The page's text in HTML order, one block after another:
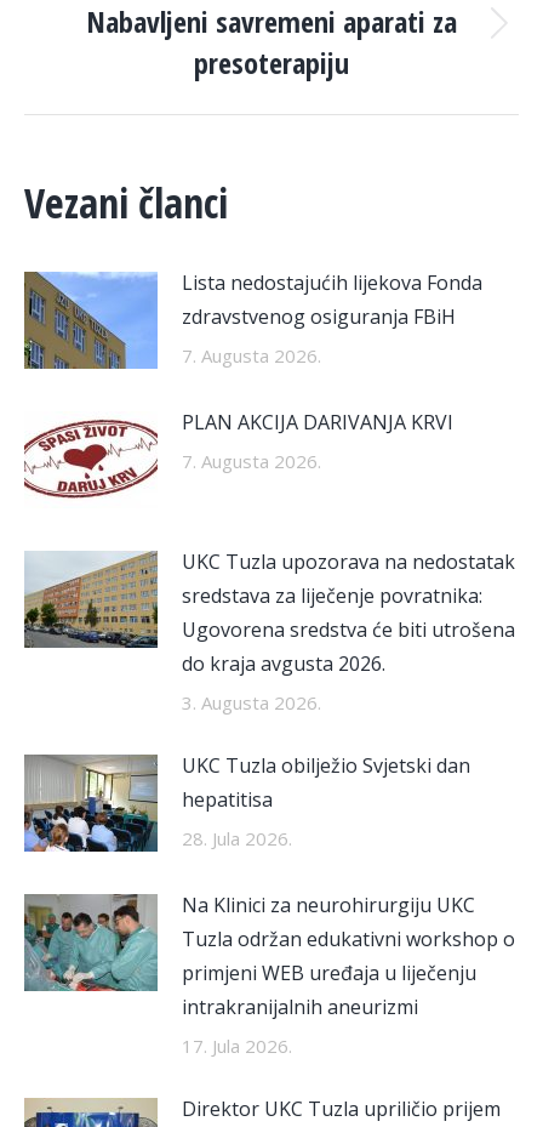
Next
post:
Nabavljeni savremeni aparati za
presoterapiju
Vezani članci
Lista nedostajućih lijekova Fonda
zdravstvenog osiguranja FBiH
7. Augusta 2026.
PLAN AKCIJA DARIVANJA KRVI
7. Augusta 2026.
UKC Tuzla upozorava na nedostatak
sredstava za liječenje povratnika:
Ugovorena sredstva će biti utrošena
do kraja avgusta 2026.
3. Augusta 2026.
UKC Tuzla obilježio Svjetski dan
hepatitisa
28. Jula 2026.
Na Klinici za neurohirurgiju UKC
Tuzla održan edukativni workshop o
primjeni WEB uređaja u liječenju
intrakranijalnih aneurizmi
17. Jula 2026.
Direktor UKC Tuzla upriličio prijem